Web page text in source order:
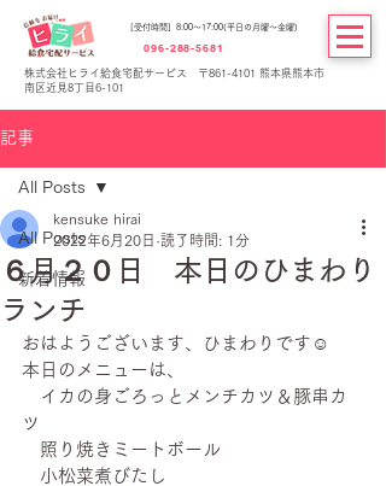
[受付時間] 8:00～17:00(平日の月曜～金曜)
096-288-5681
株式会社ヒライ給食宅配サービス 〒861-4101 熊本県熊本市
南区近見8丁目6-101
記事
All Posts
新着情報
All Posts
６月２０日 本日のひまわり
ランチ
kensuke hirai
2022年6月20日 読了時間: 1分
おはようございます、ひまわりです☺
本日のメニューは、
イカの身ごろっとメンチカツ＆豚串カ
ツ
照り焼きミートボール
小松菜煮びたし